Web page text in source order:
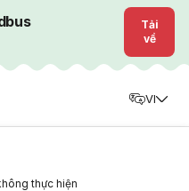
Tải
về
VI
thực hiện